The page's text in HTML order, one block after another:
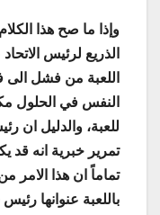
وإذا ما صح هذا
الذريع لرئيس
اللعبة من فشل
النفس في الحلول
للعبة، والدليل ان
تمرير خبرية انه
تماماً ان هذا الامر
باللعبة عنوانها